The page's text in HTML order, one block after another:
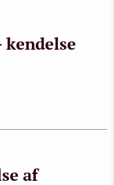
af